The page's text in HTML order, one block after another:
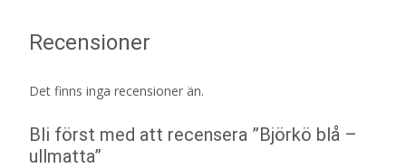
Recensioner
Det finns inga recensioner än.
Bli först med att recensera ”Björkö blå –
ullmatta”